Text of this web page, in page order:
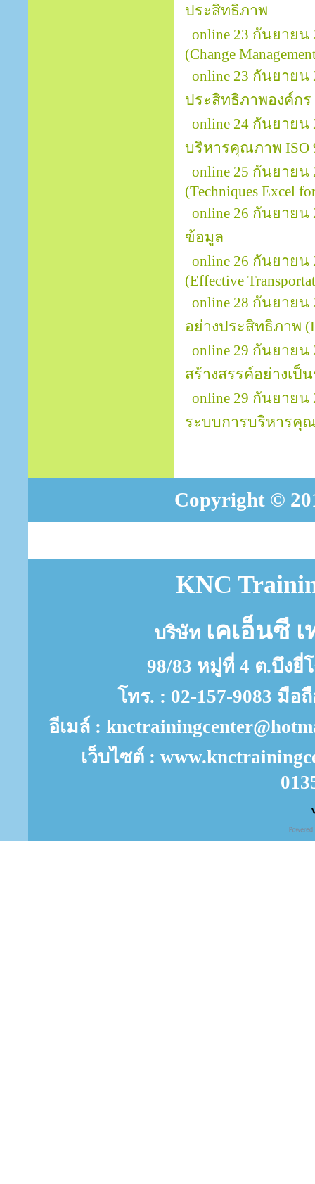
ประสิทธิภาพ
online 23 กันยาย
(Change
online 23 กันยาย
ประสิทธิภาพองค์กร
online 24 กันยาย
บริหารคุณภาพ ISO
online 25 กันยายน
(Techniques Excel
online 26 กันยายน
ข้อมูล
online 26 กันยาย
(Effective
online 28 กันยาย
อย่างประสิทธิภาพ
online 29 กันยาย
สร้างสรรค์อย่างเป็น
online 29 กันยายน
ระบบการบริหารคุณ
Copyright ©
KNC
บริษัท เคเอ็นซี
98/83 หมู่ที่ 4 ต.บึงยี่
โทร. : 02-157-9083 มือ
อีเมล์ :
เว็บไซต์ :